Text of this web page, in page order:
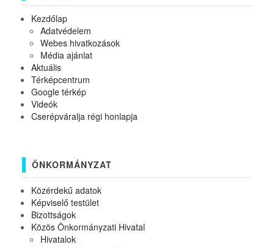
Kezdőlap
Adatvédelem
Webes hivatkozások
Média ajánlat
Aktuális
Térképcentrum
Google térkép
Videók
Cserépváralja régi honlapja
ÖNKORMÁNYZAT
Közérdekű adatok
Képviselő testület
Bizottságok
Közös Önkormányzati Hivatal
Hivatalok